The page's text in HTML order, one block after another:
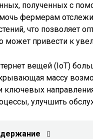
полученных с
фермерам
что позволяет
может привести к
вещей (IoT)
массу
ключевых
улучшить